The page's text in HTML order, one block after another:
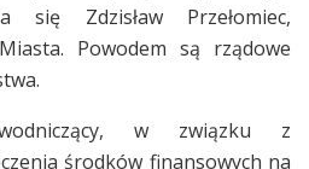
się Zdzisław Przełomiec,
Powodem są rządowe
w związku z
środków finansowych na